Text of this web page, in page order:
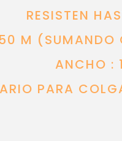
RESISTEN
M
ANCHO :
PARA